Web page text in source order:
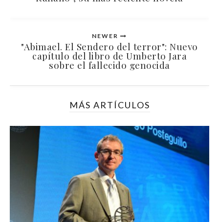
NEWER
"Abimael. El Sendero del terror": Nuevo
capítulo del libro de Umberto Jara
sobre el fallecido genocida
MÁS ARTÍCULOS